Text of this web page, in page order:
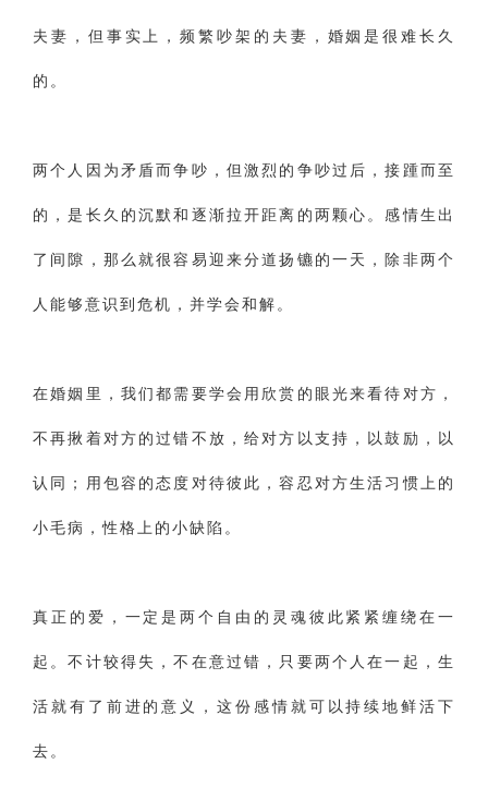
夫妻，但事实上，频繁吵架的夫妻，婚姻是很难长久
的。
两个人因为矛盾而争吵，但激烈的争吵过后，接踵而至
的，是长久的沉默和逐渐拉开距离的两颗心。感情生出
了间隙，那么就很容易迎来分道扬镳的一天，除非两个
人能够意识到危机，并学会和解。
在婚姻里，我们都需要学会用欣赏的眼光来看待对方，
不再揪着对方的过错不放，给对方以支持，以鼓励，以
认同；用包容的态度对待彼此，容忍对方生活习惯上的
小毛病，性格上的小缺陷。
真正的爱，一定是两个自由的灵魂彼此紧紧缠绕在一
起。不计较得失，不在意过错，只要两个人在一起，生
活就有了前进的意义，这份感情就可以持续地鲜活下
去。